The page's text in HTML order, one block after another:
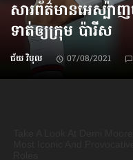
សារព័ត៌មានអេស្ប៉
ទាត់​ឲ្យក្រុម ប៉ារីស
ជ័យ វិបុល 07/08/2021